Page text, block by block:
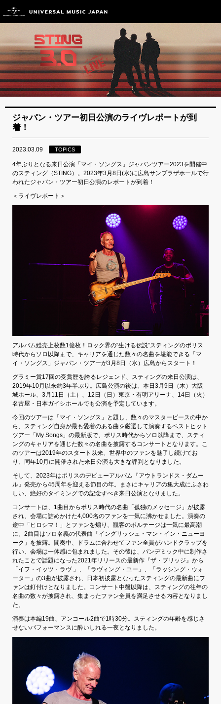
ジャパン・ツアー初日公演のライヴレポートが到
着！
2023.03.09 TOPICS
4年ぶりとなる来日公演「マイ・ソングス」ジャパンツアー2023を開催中
のスティング（STING）。2023年3月8日(水)に広島サンプラザホールで行
われたジャパン・ツアー初日公演のレポートが到着！
＜ライヴレポート＞
アルバム総売上枚数1億枚！ロック界の“生ける伝説”スティングのポリス
時代からソロ以降まで、キャリアを通じた数々の名曲を堪能できる「マ
イ・ソングス」ジャパン・ツアーが3月8日（水）広島からスタート！
グラミー賞17回の受賞歴を誇るレジェンド、スティングの来日公演は、
2019年10月以来約3年半ぶり。広島公演の後は、本日3月9日（木）大阪
城ホール、3月11日（土）、12日（日）東京・有明アリーナ、14日（火）
名古屋・日本ガイシホールでも公演を予定しています。
今回のツアーは「マイ・ソングス」と題し、数々のマスターピースの中か
ら、スティング自身が最も愛着のある曲を厳選して演奏するベストヒット
ツアー「My Songs」の最新版で、ポリス時代からソロ以降まで、スティ
ングのキャリアを通じた数々の名曲を披露するコンサートとなります。こ
のツアーは2019年のスタート以来、世界中のファンを魅了し続けてお
り、同年10月に開催された来日公演も大きな評判となりました。
そして、2023年はポリスのデビューアルバム『アウトランドス・ダムー
ル』発売から45周年を迎える節目の年。まさにキャリアの集大成にふさわ
しい、絶好のタイミングでの記念すべき来日公演となりました。
コンサートは、1曲目からポリス時代の名曲「孤独のメッセージ」が披露
され、会場に詰めかけた4,000名のファンを一気に沸かせました。演奏の
途中「ヒロシマ！」とファンを煽り、観客のボルテージは一気に最高潮
に。2曲目はソロ名義の代表曲「イングリッシュ・マン・イン・ニューヨ
ーク」を披露。間奏中、ドラムに合わせてファン全員がハンドクラップを
行い、会場は一体感に包まれました。その後は、パンデミック中に制作さ
れたことで話題になった2021年リリースの最新作『ザ・ブリッジ』から
「イフ・イッツ・ラヴ 」、「ラヴィング・ユー」、「ラッシング・ウォ
ーター」の3曲が披露され、日本初披露となったスティングの最新曲にフ
ァンは釘付けとなりました。コンサート中盤以降は、スティングの往年の
名曲の数々が披露され、集まったファン全員を満足させる内容となりまし
た。
演奏は本編19曲、アンコール2曲で1時30分。スティングの年齢を感じさ
せないパフォーマンスに酔いしれる一夜となりました。